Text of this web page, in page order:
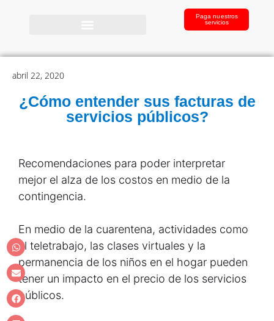
Paga nuestros
servicios
abril 22, 2020
¿Cómo entender sus facturas de
servicios públicos?
Recomendaciones para poder interpretar
mejor el alza de los costos en medio de la
contingencia.
En medio de la cuarentena, actividades como
el teletrabajo, las clases virtuales y la
permanencia de los niños en el hogar pueden
tener un impacto en el precio de los servicios
públicos.